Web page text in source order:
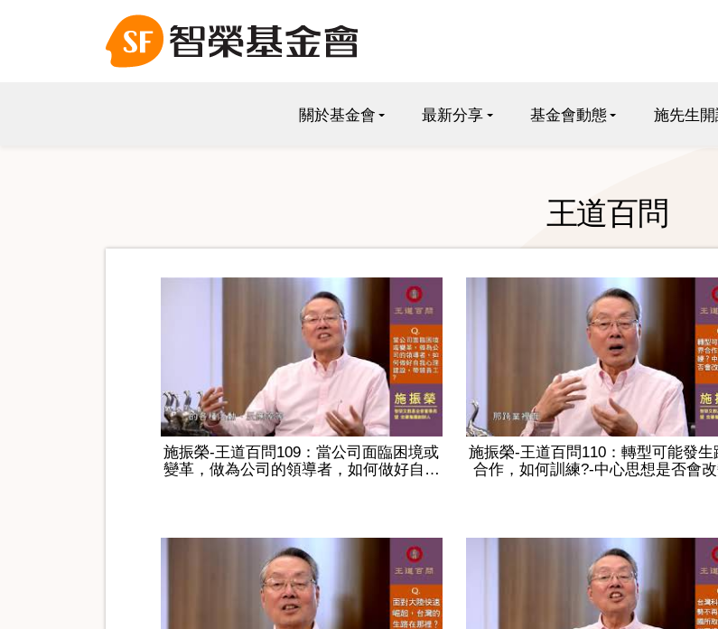
關於基金會 最新分享 基金會動態 施先生
王道百問
施振榮-王道百問109：當公司面臨困境或
變革，做為公司的領導者，如何做好自…
施振榮-王道百問110：轉型可能發生
合作，如何訓練?-中心思想是否會